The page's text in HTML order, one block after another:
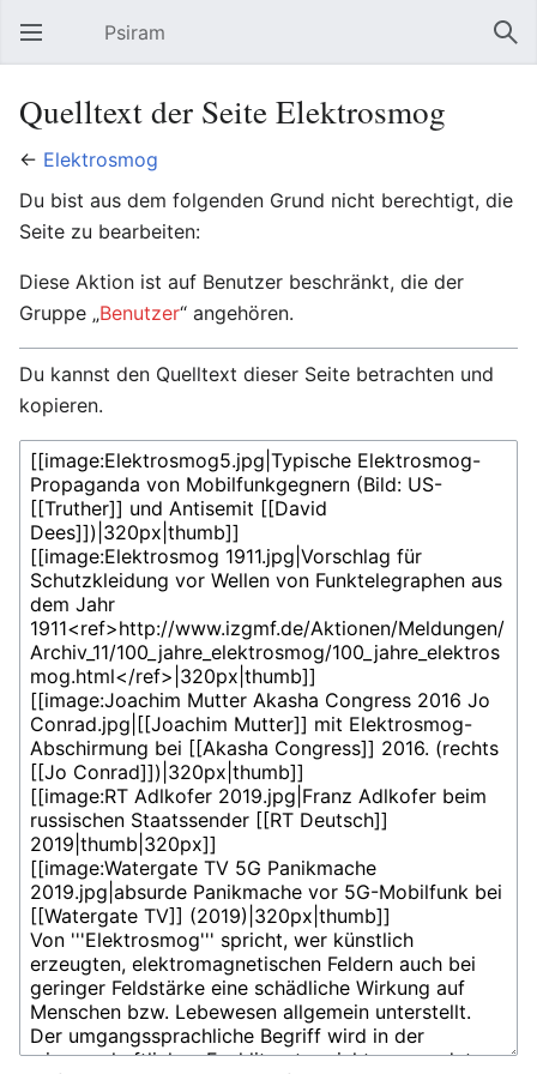
Hauptmenü öffnen Psiram
Quelltext der Seite Elektrosmog
← Elektrosmog
Du bist aus dem folgenden Grund nicht berechtigt, die
Seite zu bearbeiten:
Diese Aktion ist auf Benutzer beschränkt, die der
Gruppe „Benutzer“ angehören.
Du kannst den Quelltext dieser Seite betrachten und
kopieren.